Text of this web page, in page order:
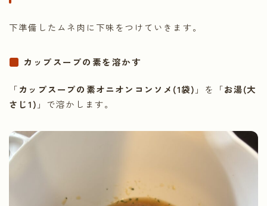
下準備したムネ肉に下味をつけていきます。
カップスープの素を溶かす
「カップスープの素オニオンコンソメ(1袋) 」を「お湯(大
さじ1) 」で溶かします。